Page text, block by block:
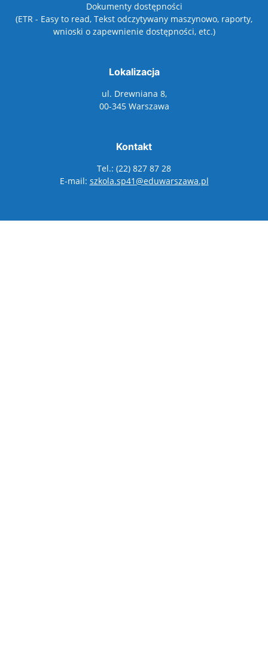
Dokumenty dostępności
(ETR - Easy to read, Tekst odczytywany maszynowo, raporty,
wnioski o zapewnienie dostępności, etc.)
Lokalizacja
ul. Drewniana 8,
00-345 Warszawa
Kontakt
Tel.: (22) 827 87 28
E-mail: szkola.sp41@eduwarszawa.pl